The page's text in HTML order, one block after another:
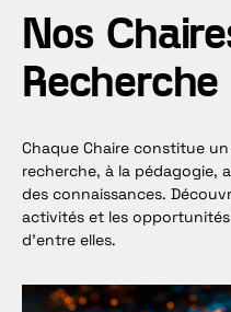
Nos
Recherche
Chaque Chaire constitue
recherche, à la pédagogie,
des connaissances.
activités et les
d’entre elles.